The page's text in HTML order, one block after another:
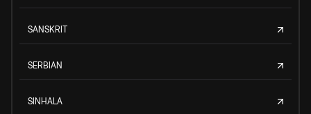
SANSKRIT
SERBIAN
SINHALA